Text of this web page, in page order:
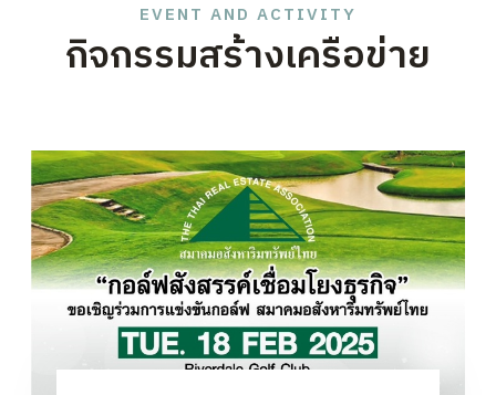
EVENT AND ACTIVITY
กิจกรรมสร้างเครือข่าย